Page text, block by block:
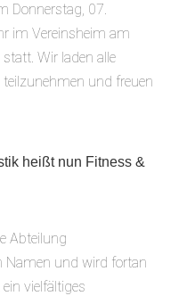
Donnerstag, 07.
im Vereinsheim am
Wir laden alle
und freuen
heißt nun Fitness &
Abteilung
Namen und wird fortan
vielfältiges